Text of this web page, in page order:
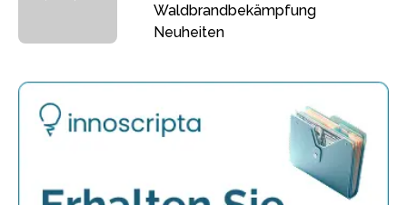
Waldbrandbekämpfung
Neuheiten